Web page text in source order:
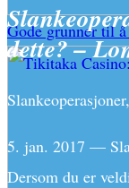
Gode grunner til
dette? –
5. jan. 2017 —
Dersom du er